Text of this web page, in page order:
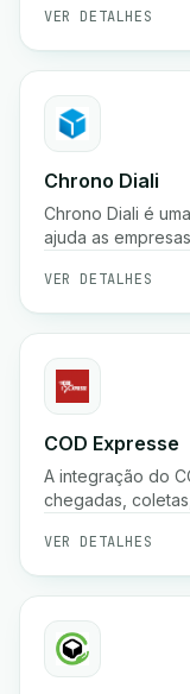
rastreamento em
armazenamento.
VER DETALHES
Chrono Diali
Chrono Diali é
ajuda as
real e otimizar
facilidade.
VER DETALHES
COD Expresse
A integração do
chegadas,
VER DETALHES